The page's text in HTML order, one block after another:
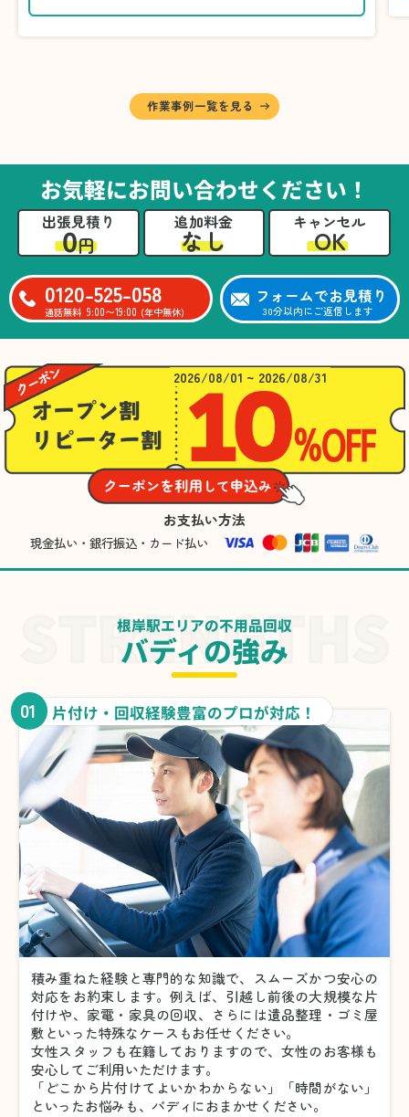
に仕分けしました。
A様から「手際よく進めてくれて助かりまし
るのは難しかったと思います」との温かいお言
葉をいただきました。遺品整理という心の負担
が大きい作業において、少しでもA様の力にな
れたことをスタッフ一同嬉しく思います。
作業事例一覧を見る
お気軽にお問い合わせください！
出張見積り
0円
追加料金
なし
キャンセル
OK
0120-525-058
通話無料 9:00〜19:00 (年中無休)
フォームでお見積り
30分以内にご返信します
2026/08/01 ~ 2026/08/31
お支払い方法
現金払い・銀行振込・カード払い
根岸駅エリアの不用品回収
バディの強み
01 片付け・回収経験豊富のプロが対応！
積み重ねた経験と専門的な知識で、スムーズかつ安心の
対応をお約束します。例えば、引越し前後の大規模な片
付けや、家電・家具の回収、さらには遺品整理・ゴミ屋
敷といった特殊なケースもお任せください。
女性スタッフも在籍しておりますので、女性のお客様も
安心してご利用いただけます。
「どこから片付けてよいかわからない」「時間がない」
といったお悩みも、バディにおまかせください。